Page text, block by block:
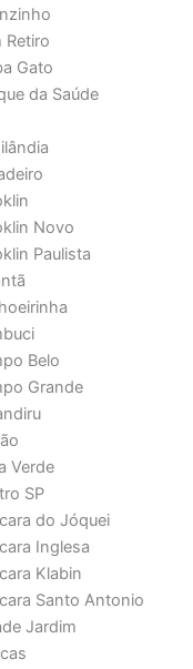
Retiro
Gato
da Saúde
Novo
Paulista
Belo
Grande
Verde
SP
do Jóquei
Inglesa
Klabin
Santo Antonio
Jardim